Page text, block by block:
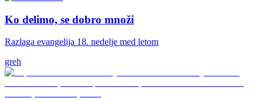
Ko delimo, se dobro množi
Razlaga evangelija 18. nedelje med letom
greh